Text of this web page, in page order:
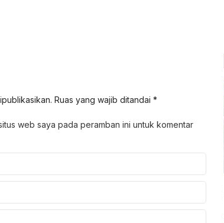
Ruas yang wajib ditandai *
web saya pada peramban ini untuk komentar